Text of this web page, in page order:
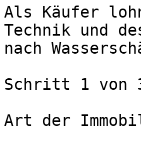
Als Käufer
Technik und
nach
Schritt 1 von
Art der